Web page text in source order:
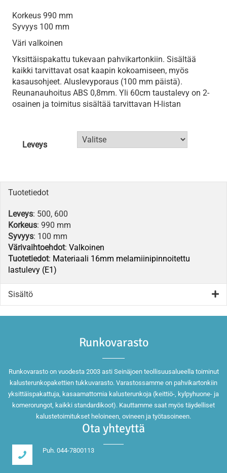
Korkeus 990 mm
Syvyys 100 mm
Väri valkoinen
Yksittäispakattu tukevaan pahvikartonkiin. Sisältää
kaikki tarvittavat osat kaapin kokoamiseen, myös
kasausohjeet. Aluslevyporaus (100 mm päistä).
Reunanauhoitus ABS 0,8mm. Yli 60cm taustalevy on 2-
osainen ja toimitus sisältää tarvittavan H-listan
Leveys
Tuotetiedot
Leveys: 500, 600
Korkeus: 990 mm
Syvyys: 100 mm
Värivaihtoehdot: Valkoinen
Tuotetiedot: Materiaali 16mm melamiinipinnoitettu
lastulevy (E1)
Sisältö
Runkovarasto
Runkovarasto on vuodesta 2003 asti Seinäjoen teollisuusalueella toiminut
kalusterunkopakettien tukkuvarasto. Varastossamme on pahvikartonkiin
yksittäispakattuja, kasaamattomia kalusterunkoja (keittiö-, kylpyhuone- ja
komerorungot, kaikki standardikoot). Kauttamme saat myös täydelliset
kalustetoimitukset heloineen, ovineen ja työtasoineen.
Ota yhteyttä
Puh. 044-7800113